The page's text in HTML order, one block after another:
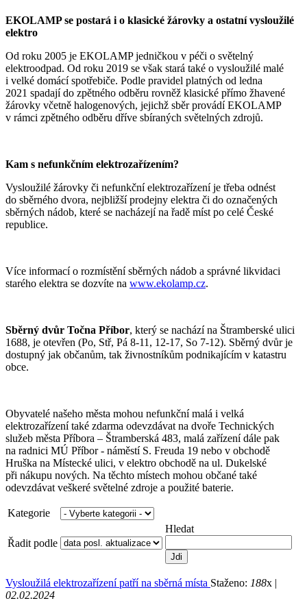
EKOLAMP se postará i o klasické žárovky a ostatní vysloužilé
elektro
Od roku 2005 je EKOLAMP jedničkou v péči o světelný
elektroodpad. Od roku 2019 se však stará také o vysloužilé malé
i velké domácí spotřebiče. Podle pravidel platných od ledna
2021 spadají do zpětného odběru rovněž klasické přímo žhavené
žárovky včetně halogenových, jejichž sběr provádí EKOLAMP
v rámci zpětného odběru dříve sbíraných světelných zdrojů.
Kam s nefunkčním elektrozařízením?
Vysloužilé žárovky či nefunkční elektrozařízení je třeba odnést
do sběrného dvora, nejbližší prodejny elektra či do označených
sběrných nádob, které se nacházejí na řadě míst po celé České
republice.
Více informací o rozmístění sběrných nádob a správné likvidaci
starého elektra se dozvíte na www.ekolamp.cz.
Sběrný dvůr Točna Příbor, který se nachází na Štramberské ulici
1688, je otevřen (Po, Stř, Pá 8-11, 12-17, So 7-12). Sběrný dvůr je
dostupný jak občanům, tak živnostníkům podnikajícím v katastru
obce.
Obyvatelé našeho města mohou nefunkční malá i velká
elektrozařízení také zdarma odevzdávat na dvoře Technických
služeb města Příbora – Štramberská 483, malá zařízení dále pak
na radnici MÚ Příbor - náměstí S. Freuda 19 nebo v obchodě
Hruška na Místecké ulici, v elektro obchodě na ul. Dukelské
při nákupu nových. Na těchto místech mohou občané také
odevzdávat veškeré světelné zdroje a použité baterie.
Kategorie
Řadit podle
Hledat
Vysloužilá elektrozařízení patří na sběrná místa Staženo: 188x |
02.02.2024